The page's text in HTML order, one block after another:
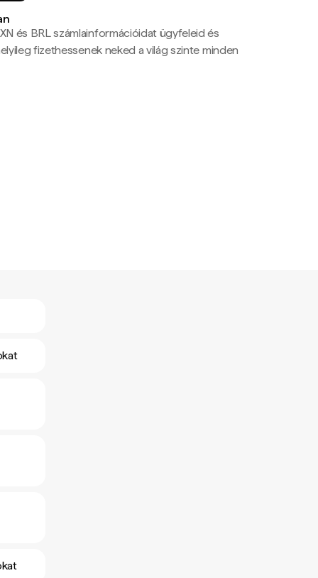
és BRL számlainformációidat ügyfeleid és
fizethessenek neked a világ szinte minden